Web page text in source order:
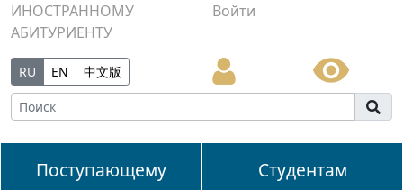
ИНОСТРАННОМУ
АБИТУРИЕНТУ
Войти
RU EN 中文版
Поступающему Студентам